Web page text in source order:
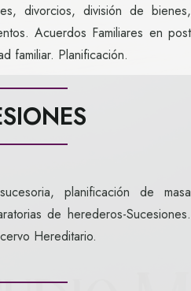
divorcios, división de bienes,
Acuerdos Familiares en post
familiar. Planificación.
planificación de masa
de herederos-Sucesiones.
Hereditario.